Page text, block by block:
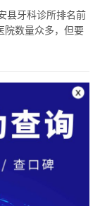
县牙科诊所排名前
院数量众多，但要